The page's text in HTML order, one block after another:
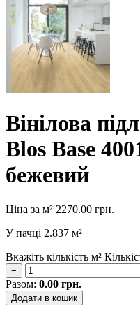
Вінілова
Blos Base
бежевий
Ціна за м² 2270.00 грн.
У пачці 2.837 м²
Вкажіть кількість м²
−
Разом: 0.00 грн.
Додати в кошик